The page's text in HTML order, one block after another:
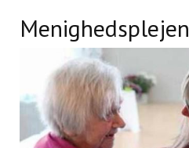
Menighedsplejen